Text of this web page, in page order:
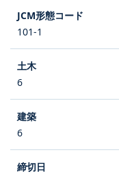
101-1
6
6